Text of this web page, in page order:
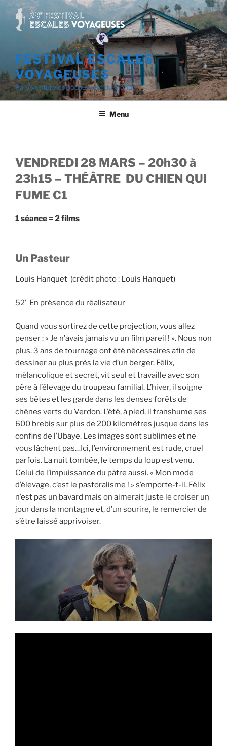
Aller
contenu
principal
FESTIVAL ESCALES
VOYAGEUSES
Par Aventure et Découverte du Monde
Menu
VENDREDI 28 MARS – 20h30 à
23h15 – THÉÂTRE DU CHIEN QUI
FUME C1
1 séance = 2 films
Un Pasteur
Louis Hanquet (crédit photo : Louis Hanquet)
52’ En présence du réalisateur
Quand vous sortirez de cette projection, vous allez
penser : « Je n’avais jamais vu un film pareil ! ». Nous non
plus. 3 ans de tournage ont été nécessaires afin de
dessiner au plus près la vie d’un berger. Félix,
mélancolique et secret, vit seul et travaille avec son
père à l’élevage du troupeau familial. L’hiver, il soigne
ses bêtes et les garde dans les denses forêts de
chênes verts du Verdon. L’été, à pied, il transhume ses
600 brebis sur plus de 200 kilomètres jusque dans les
confins de l’Ubaye. Les images sont sublimes et ne
vous lâchent pas…Ici, l’environnement est rude, cruel
parfois. La nuit tombée, le temps du loup est venu.
Celui de l’impuissance du pâtre aussi. « Mon mode
d’élevage, c’est le pastoralisme ! » s’emporte-t-il. Félix
n’est pas un bavard mais on aimerait juste le croiser un
jour dans la montagne et, d’un sourire, le remercier de
s’être laissé apprivoiser.